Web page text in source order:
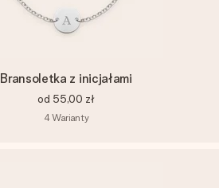
Bransoletka z inicjałami
od 55,00 zł
4Warianty